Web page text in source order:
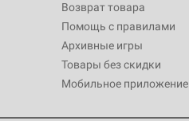
Возврат товара
Помощь с правилами
Архивные игры
Товары без скидки
Мобильное приложение